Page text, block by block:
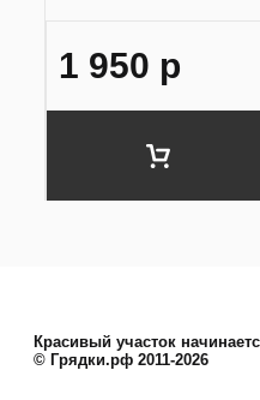
1 950 р
Красивый участок
© Грядки.рф 2011-2026